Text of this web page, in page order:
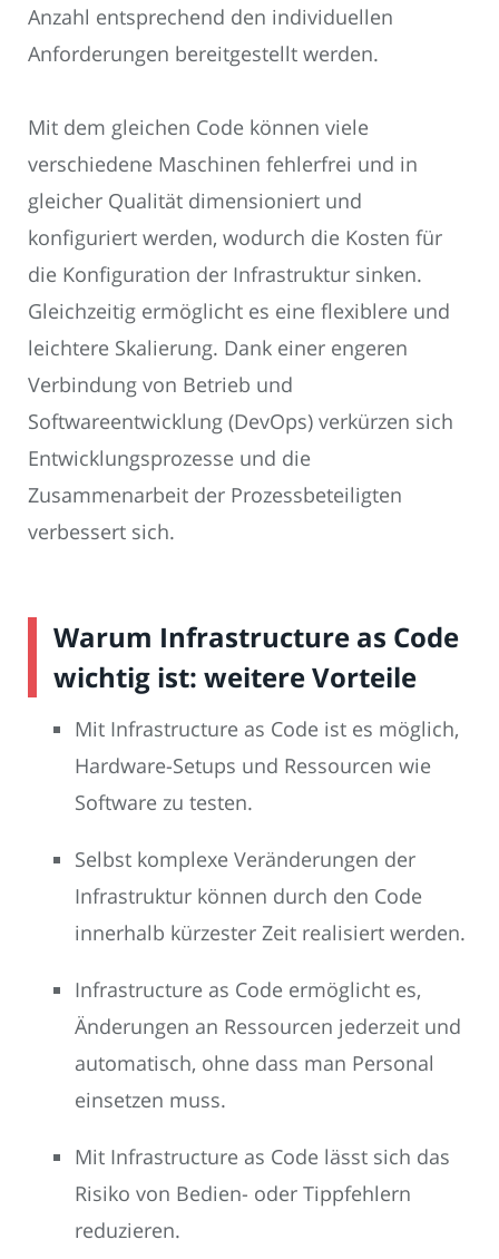
Anzahl entsprechend den individuellen
Anforderungen bereitgestellt werden.
Mit dem gleichen Code können viele
verschiedene Maschinen fehlerfrei und in
gleicher Qualität dimensioniert und
konfiguriert werden, wodurch die Kosten für
die Konfiguration der Infrastruktur sinken.
Gleichzeitig ermöglicht es eine flexiblere und
leichtere Skalierung. Dank einer engeren
Verbindung von Betrieb und
Softwareentwicklung (DevOps) verkürzen sich
Entwicklungsprozesse und die
Zusammenarbeit der Prozessbeteiligten
verbessert sich.
Warum Infrastructure as Code
wichtig ist: weitere Vorteile
Mit Infrastructure as Code ist es möglich,
Hardware-Setups und Ressourcen wie
Software zu testen.
Selbst komplexe Veränderungen der
Infrastruktur können durch den Code
innerhalb kürzester Zeit realisiert werden.
Infrastructure as Code ermöglicht es,
Änderungen an Ressourcen jederzeit und
automatisch, ohne dass man Personal
einsetzen muss.
Mit Infrastructure as Code lässt sich das
Risiko von Bedien- oder Tippfehlern
reduzieren.